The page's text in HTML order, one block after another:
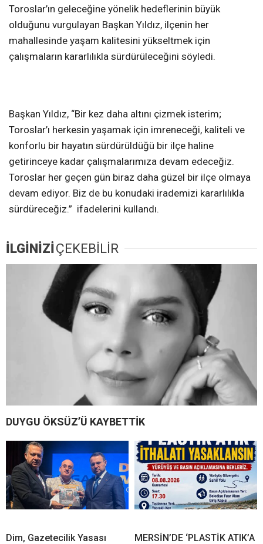
Toroslar’ın geleceğine yönelik hedeflerinin büyük
olduğunu vurgulayan Başkan Yıldız, ilçenin her
mahallesinde yaşam kalitesini yükseltmek için
çalışmaların kararlılıkla sürdürüleceğini söyledi.
Başkan Yıldız, “Bir kez daha altını çizmek isterim;
Toroslar’ı herkesin yaşamak için imreneceği, kaliteli ve
konforlu bir hayatın sürdürüldüğü bir ilçe haline
getirinceye kadar çalışmalarımıza devam edeceğiz.
Toroslar her geçen gün biraz daha güzel bir ilçe olmaya
devam ediyor. Biz de bu konudaki irademizi kararlılıkla
sürdüreceğiz.” ifadelerini kullandı.
İLGİNİZİÇEKEBİLİR
DUYGU ÖKSÜZ’Ü KAYBETTİK
Dim, Gazetecilik Yasası
MERSİN’DE ‘PLASTİK ATIK’A